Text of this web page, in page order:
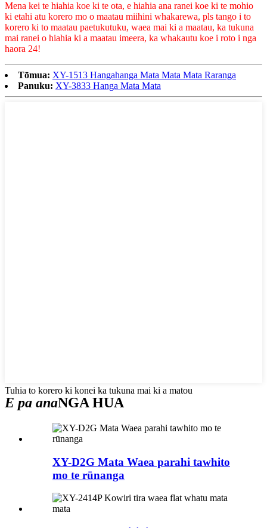
Mena kei te hiahia koe ki te ota, e hiahia ana ranei koe ki te mohio
ki etahi atu korero mo o maatau miihini whakarewa, pls tango i to
korero ki to maatau paetukutuku, waea mai ki a maatau, ka tukuna
mai ranei o hiahia ki a maatau imeera, ka whakautu koe i roto i nga
haora 24!
Tōmua: XY-1513 Hangahanga Mata Mata Mata Raranga
Panuku: XY-3833 Hanga Mata Mata
Tuhia to korero ki konei ka tukuna mai ki a matou
E pa anaNGA HUA
XY-D2G Mata Waea parahi tawhito
mo te rūnanga